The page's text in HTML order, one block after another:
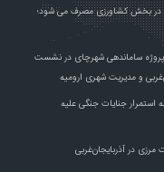
در بخش کشاورزی مصرف می شود؛
پروژه ساماندهی شهرچای در نشست
و مدیریت شهری ارومیه
جنایات جنگی علیه